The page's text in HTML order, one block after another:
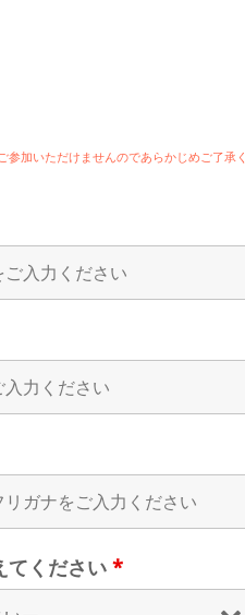
加いただけませんのであらかじめご了承く
てください*